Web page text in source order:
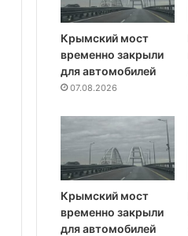
Крымский мост
временно закрыли
для автомобилей
07.08.2026
Крымский мост
временно закрыли
для автомобилей